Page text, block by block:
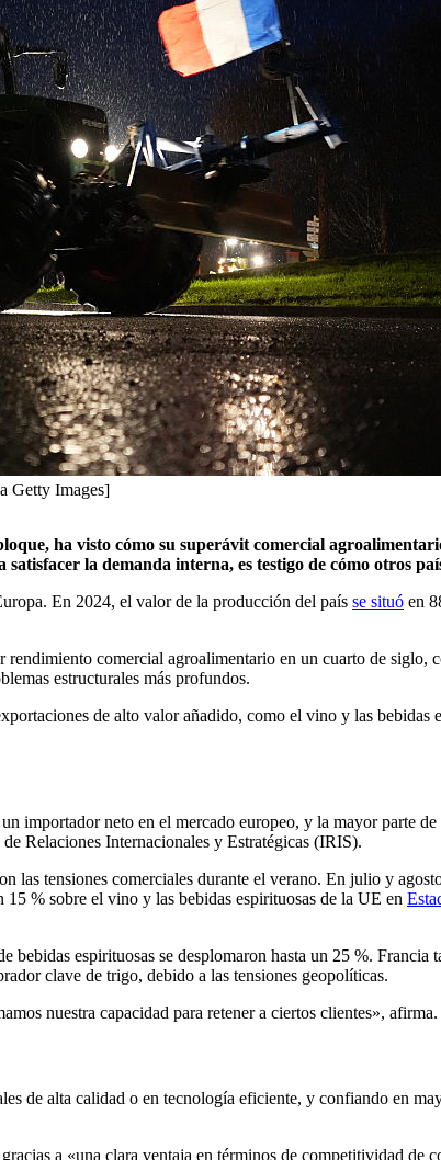
Getty Images]
ha visto cómo su superávit comercial
la demanda interna, es testigo de cómo otros
En 2024, el valor de la producción del país se situó en
rendimiento comercial agroalimentario en un cuarto de siglo,
estructurales más profundos.
de alto valor añadido, como el vino y las bebidas
importador neto en el mercado europeo, y la mayor parte
Relaciones Internacionales y Estratégicas (IRIS).
las tensiones comerciales durante el verano. En julio y
% sobre el vino y las bebidas espirituosas de la UE en
bebidas espirituosas se desplomaron hasta un 25 %. Francia
clave de trigo, debido a las tensiones geopolíticas.
nuestra capacidad para retener a ciertos clientes», afirma.
de alta calidad o en tecnología eficiente, y confiando en
a «una clara ventaja en términos de competitividad de